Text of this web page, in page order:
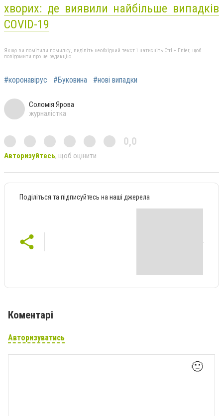
хворих: де виявили найбільше випадків
COVID-19
Якщо ви помітили помилку, виділіть необхідний текст і натисніть Ctrl + Enter, щоб
повідомити про це редакцію
#коронавірус #Буковина #нові випадки
Соломія Ярова
журналістка
0,0
Авторизуйтесь, щоб оцінити
Поділіться та підписуйтесь на наші джерела
Коментарі
Авторизуватись
🙂